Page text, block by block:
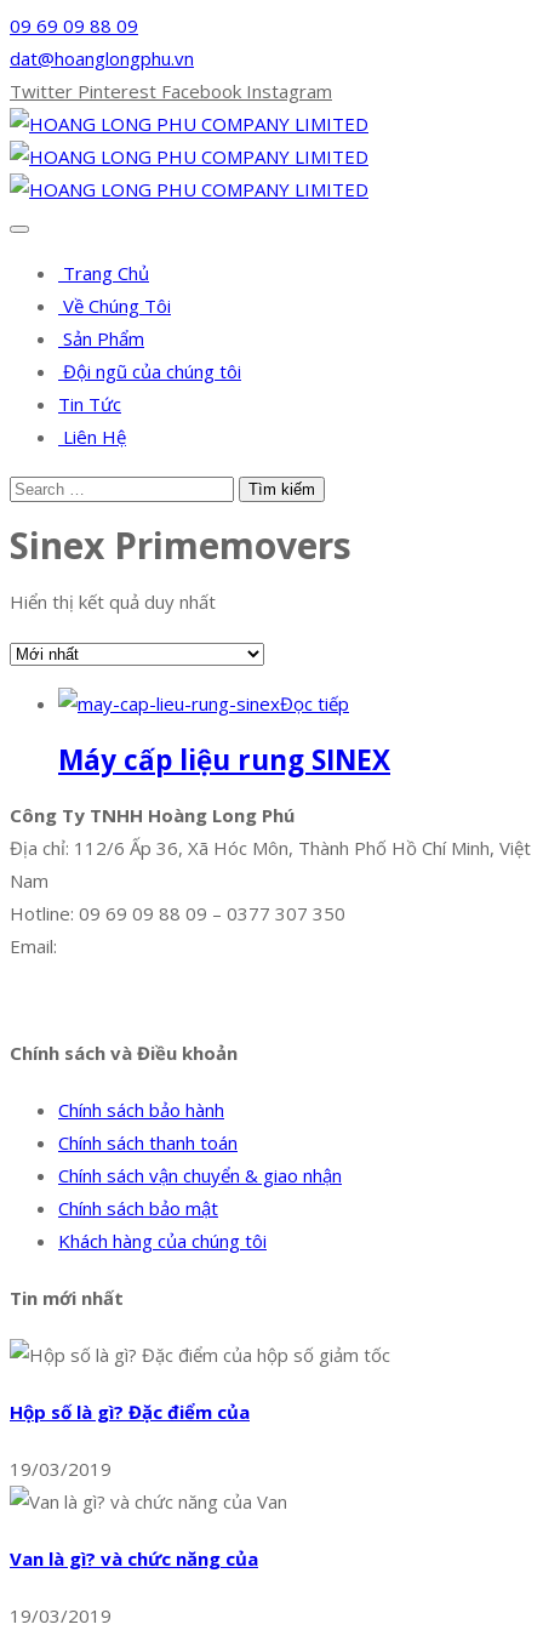
09 69 09 88 09
dat@hoanglongphu.vn
Twitter Pinterest Facebook Instagram
Trang Chủ
Về Chúng Tôi
Sản Phẩm
Đội ngũ của chúng tôi
Tin Tức
Liên Hệ
Sinex Primemovers
Hiển thị kết quả duy nhất
Đọc tiếp
Máy cấp liệu rung SINEX
Công Ty TNHH Hoàng Long Phú
Địa chỉ: 112/6 Ấp 36, Xã Hóc Môn, Thành Phố Hồ Chí Minh, Việt
Nam
Hotline: 09 69 09 88 09 – 0377 307 350
Email:
Chính sách và Điều khoản
Chính sách bảo hành
Chính sách thanh toán
Chính sách vận chuyển & giao nhận
Chính sách bảo mật
Khách hàng của chúng tôi
Tin mới nhất
Hộp số là gì? Đặc điểm của
19/03/2019
Van là gì? và chức năng của
19/03/2019